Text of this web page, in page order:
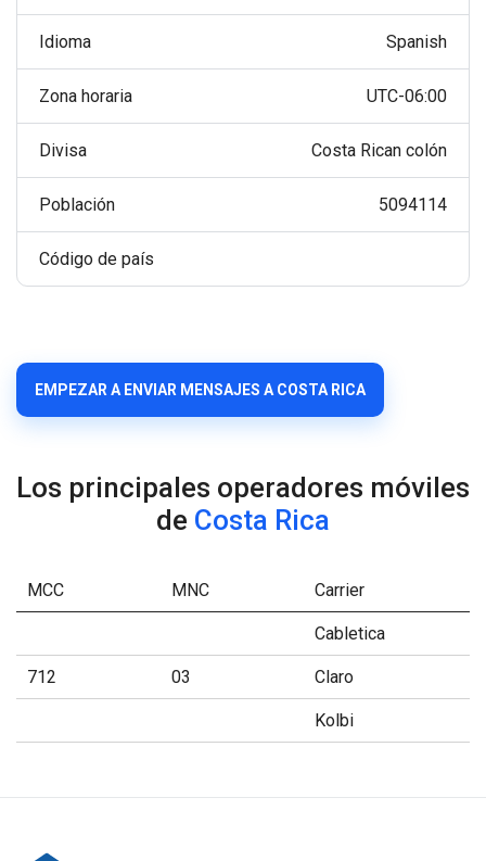
Idioma Spanish
Zona horaria UTC-06:00
Divisa Costa Rican colón
Población 5094114
Código de país
EMPEZAR A ENVIAR MENSAJES A COSTA RICA
Los principales operadores móviles
de Costa Rica
MCC MNC Carrier
Cabletica
712 03 Claro
Kolbi